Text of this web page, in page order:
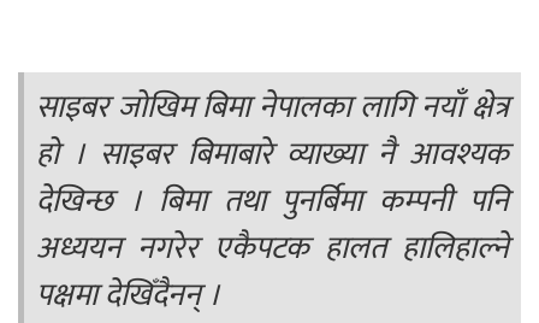
साइबर जोखिम बिमा नेपालका लागि नयाँ क्षेत्र
हो । साइबर बिमाबारे व्याख्या नै आवश्यक
देखिन्छ । बिमा तथा पुनर्बिमा कम्पनी पनि
अध्ययन नगरेर एकैपटक हालत हालिहाल्ने
पक्षमा देखिँदैनन् ।